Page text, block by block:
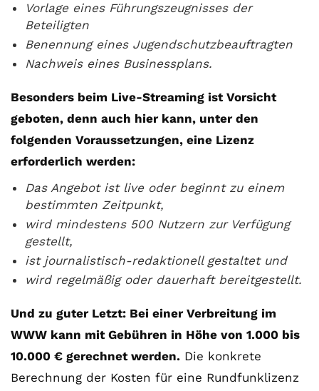
Vorlage eines Führungszeugnisses der
Beteiligten
Benennung eines Jugendschutzbeauftragten
Nachweis eines Businessplans.
Besonders beim Live-Streaming ist Vorsicht
geboten, denn auch hier kann, unter den
folgenden Voraussetzungen, eine Lizenz
erforderlich werden:
Das Angebot ist live oder beginnt zu einem
bestimmten Zeitpunkt,
wird mindestens 500 Nutzern zur Verfügung
gestellt,
ist journalistisch-redaktionell gestaltet und
wird regelmäßig oder dauerhaft bereitgestellt.
Und zu guter Letzt: Bei einer Verbreitung im
WWW kann mit Gebühren in Höhe von 1.000 bis
10.000 € gerechnet werden. Die konkrete
Berechnung der Kosten für eine Rundfunklizenz